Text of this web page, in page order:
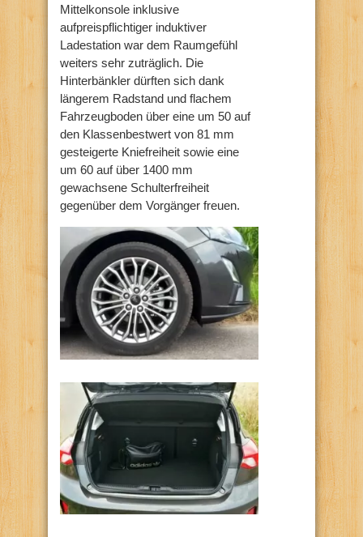
Mittelkonsole inklusive
aufpreispflichtiger induktiver
Ladestation war dem Raumgefühl
weiters sehr zuträglich. Die
Hinterbänkler dürften sich dank
längerem Radstand und flachem
Fahrzeugboden über eine um 50 auf
den Klassenbestwert von 81 mm
gesteigerte Kniefreiheit sowie eine
um 60 auf über 1400 mm
gewachsene Schulterfreiheit
gegenüber dem Vorgänger freuen.